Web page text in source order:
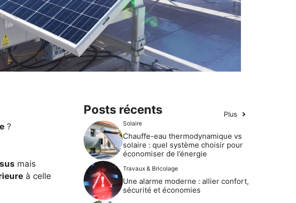
?
mais
à celle
Posts récents Plus
Solaire
Chauffe-eau thermodynamique vs
solaire : quel système choisir pour
économiser de l’énergie
Travaux & Bricolage
Une alarme moderne : allier confort,
sécurité et économies